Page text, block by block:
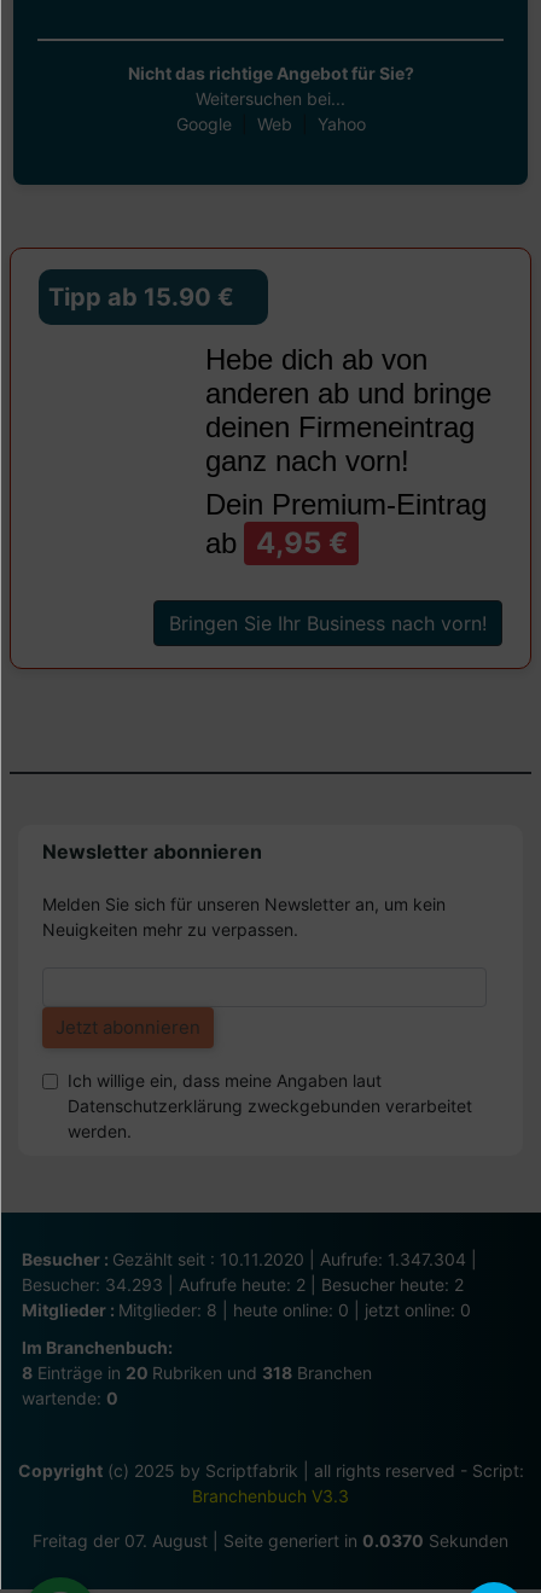
Nicht das richtige Angebot für Sie?
Weitersuchen bei...
Google| Web Yahoo
Tipp ab 15.90 €
Hebe dich ab von
anderen ab und bringe
deinen Firmeneintrag
ganz nach vorn!
Dein Premium-Eintrag
ab
4,95 €
Bringen Sie Ihr Business nach vorn!
Newsletter abonnieren
Melden Sie sich für unseren Newsletter an, um kein
Neuigkeiten mehr zu verpassen.
Ich willige ein, dass meine Angaben laut
Datenschutzerklärung zweckgebunden verarbeitet
werden.
Besucher : Gezählt seit : 10.11.2020 | Aufrufe: 1.347.304 |
Besucher: 34.293 | Aufrufe heute: 2 | Besucher heute: 2
Mitglieder : Mitglieder: 8 | heute online: 0 | jetzt online: 0
Im Branchenbuch:
8 Einträge in 20 Rubriken und 318 Branchen
wartende: 0
Copyright(c) 2025 by Scriptfabrik | all rights reserved - Script:
Branchenbuch V3.3
Freitag der 07. August | Seite generiert in 0.0370 Sekunden